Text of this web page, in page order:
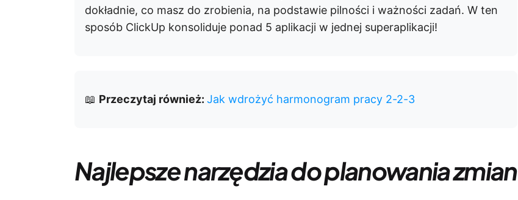
dokładnie, co masz do zrobienia, na podstawie pilności i ważności zadań. W ten
sposób ClickUp konsoliduje ponad 5 aplikacji w jednej superaplikacji!
📖 Przeczytaj również: Jak wdrożyć harmonogram pracy 2-2-3
Najlepsze narzędzia do planowania zmian